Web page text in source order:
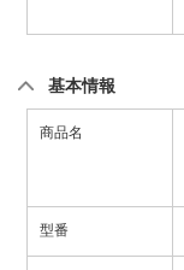
基本情報
商品名
型番